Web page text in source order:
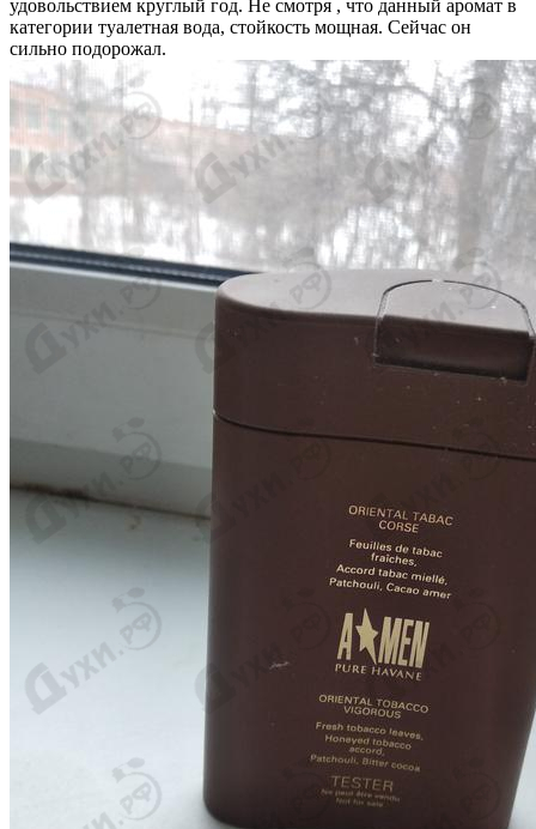
удовольствием круглый год. Не смотря , что данный аромат в
категории туалетная вода, стойкость мощная. Сейчас он
сильно подорожал.